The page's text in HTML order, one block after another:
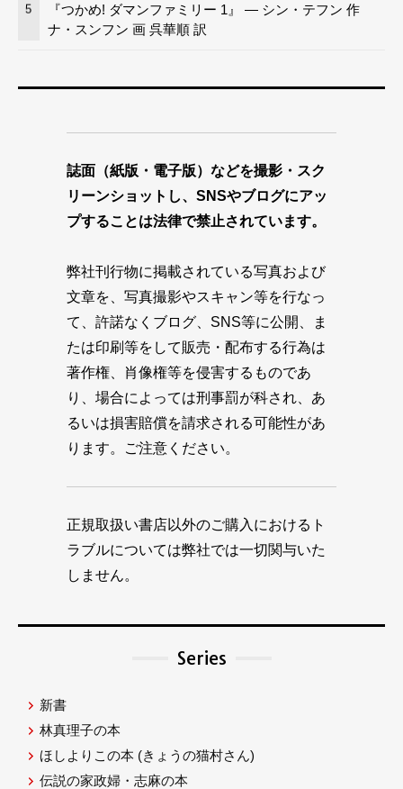
5
『つかめ! ダマンファミリー 1』 — シン・テフン 作
ナ・スンフン 画 呉華順 訳
誌面（紙版・電子版）などを撮影・スク
リーンショットし、SNSやブログにアッ
プすることは法律で禁止されています。
弊社刊行物に掲載されている写真および
文章を、写真撮影やスキャン等を行なっ
て、許諾なくブログ、SNS等に公開、ま
たは印刷等をして販売・配布する行為は
著作権、肖像権等を侵害するものであ
り、場合によっては刑事罰が科され、あ
るいは損害賠償を請求される可能性があ
ります。ご注意ください。
正規取扱い書店以外のご購入におけるト
ラブルについては弊社では一切関与いた
しません。
Series
新書
林真理子の本
ほしよりこの本 (きょうの猫村さん)
伝説の家政婦・志麻の本